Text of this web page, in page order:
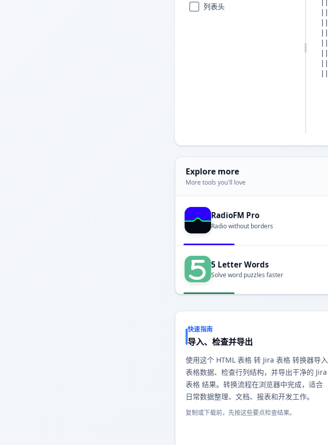
列表头
Explore more
More tools you'll love
RadioFM Pro
Radio without borders
5 Letter Words
Solve word puzzles faster
快速指南
导入、检查并导出
使用这个 HTML 表格 转 Jira 表格 转换器导入
表格数据、检查行列结构，并导出干净的 Jira
表格 结果。转换流程在浏览器中完成，适合
日常数据整理、文档、报表和开发工作。
复制或下载前，先按这些要点检查结果。